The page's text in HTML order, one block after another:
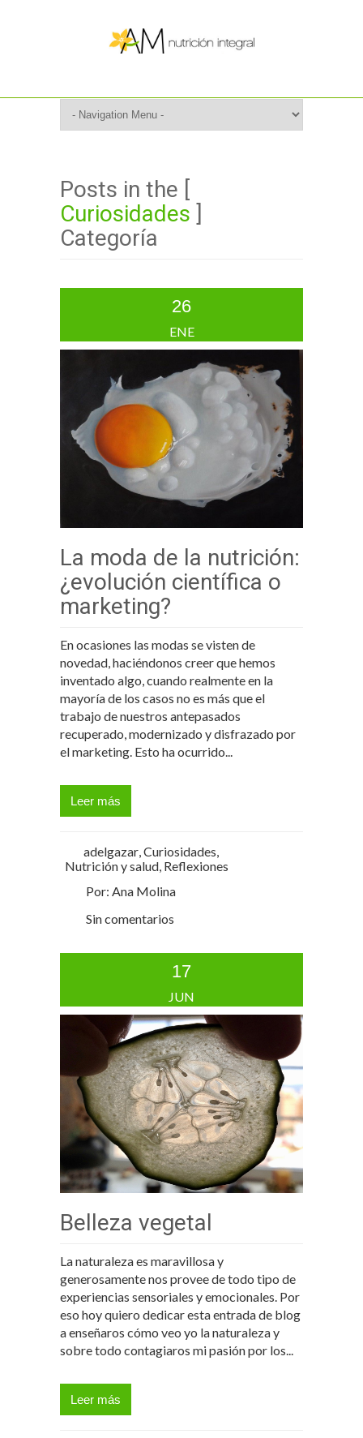
Posts in the [
Curiosidades ]
Categoría
26
ENE
La moda de la nutrición:
¿evolución científica o
marketing?
En ocasiones las modas se visten de
novedad, haciéndonos creer que hemos
inventado algo, cuando realmente en la
mayoría de los casos no es más que el
trabajo de nuestros antepasados
recuperado, modernizado y disfrazado por
el marketing. Esto ha ocurrido...
Leer más
adelgazar,Curiosidades,
Nutrición y salud, Reflexiones
Por: Ana Molina
Sin comentarios
17
JUN
Belleza vegetal
La naturaleza es maravillosa y
generosamente nos provee de todo tipo de
experiencias sensoriales y emocionales. Por
eso hoy quiero dedicar esta entrada de blog
a enseñaros cómo veo yo la naturaleza y
sobre todo contagiaros mi pasión por los...
Leer más